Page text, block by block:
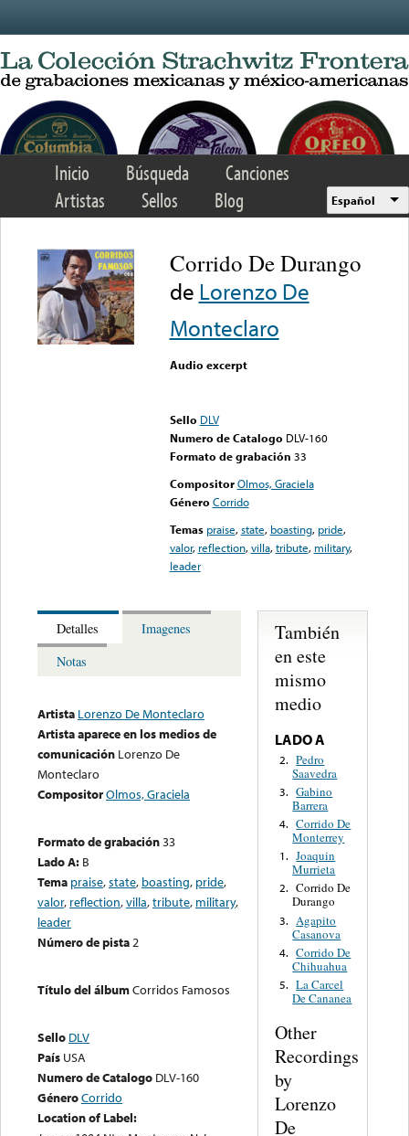
Inicio Búsqueda
Canciones
Artistas
Sellos Blog Español
Corrido De Durango
de Lorenzo De
Monteclaro
Audio excerpt
Sello DLV
Numero de Catalogo DLV-160
Formato de grabación 33
Compositor Olmos, Graciela
Género Corrido
Temas praise,state, boasting, pride,
valor, reflection,villa,tribute, military,
leader
Detalles
Imagenes
Notas
Artista Lorenzo De Monteclaro
Artista aparece en los medios de
comunicación Lorenzo De
Monteclaro
CompositorOlmos, Graciela
Formato de grabación33
Lado A: B
Tema praise,state, boasting, pride,
valor, reflection,villa,tribute, military,
leader
Número de pista2
Título del álbumCorridos Famosos
Sello DLV
País USA
Numero de Catalogo DLV-160
GéneroCorrido
Location of Label:
También
en este
mismo
medio
LADO A
2. Pedro
Saavedra
3. Gabino
Barrera
4. Corrido De
Monterrey
1. Joaquin
Murrieta
2. Corrido De
Durango
3. Agapito
Casanova
4. Corrido De
Chihuahua
5. La Carcel
De Cananea
Other
Recordings
by
Lorenzo
De